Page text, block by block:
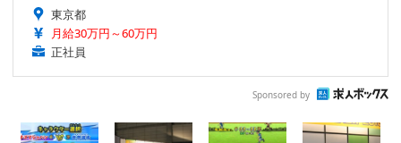
東京都
月給30万円～60万円
正社員
Sponsored by